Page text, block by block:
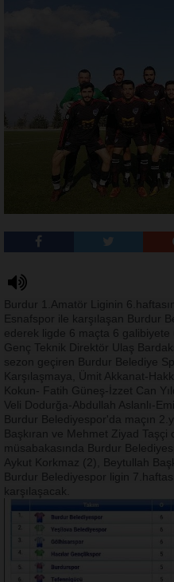
Burdur 1.Amatör Liginin
Esnafspor ile karşılaşan Burdur
ederek ligde 6 maçta 6 galibiyete
Genç Teknik Direktör Ulaş
sezon geçiren Burdur Belediye
Karşılaşmaya, Ümit Akkanat-
Kokun- Fatih Güneş-İzzet Can
Veli Dodurğa-Abdullah Aslanlı-
Burdur Belediyespor'da maçın
Başkıran ve Mehmet Ziyad
müsabakasında Burdur
Aykut Korkmaz (2), Beytullah
Burdur Belediyespor ligin
karşılaşacak.